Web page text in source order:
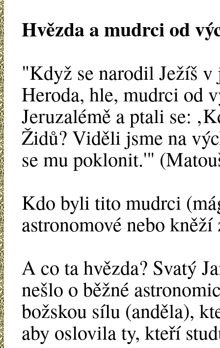
Hvězda a mudrci od
"Když se narodil Ježíš
Heroda, hle, mudrci od
Jeruzalémě a ptali se:
Židů? Viděli jsme na
se mu poklonit.'"
Kdo byli tito mudrci
astronomové nebo kněží
A co ta hvězda? Svatý
nešlo o běžné
božskou sílu (anděla),
aby oslovila ty, kteří